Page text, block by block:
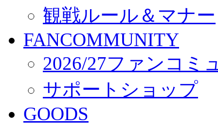
観戦ルール＆マナー
FANCOMMUNITY
2026/27ファンコミ
サポートショップ
GOODS